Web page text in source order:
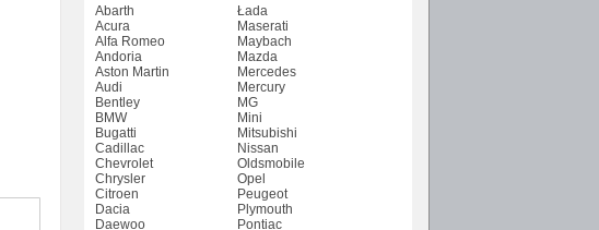
Abarth
Acura
Alfa Romeo
Andoria
Aston Martin
Audi
Bentley
BMW
Bugatti
Cadillac
Chevrolet
Chrysler
Citroen
Dacia
Daewoo
Łada
Maserati
Maybach
Mazda
Mercedes
Mercury
MG
Mini
Mitsubishi
Nissan
Oldsmobile
Opel
Peugeot
Plymouth
Pontiac